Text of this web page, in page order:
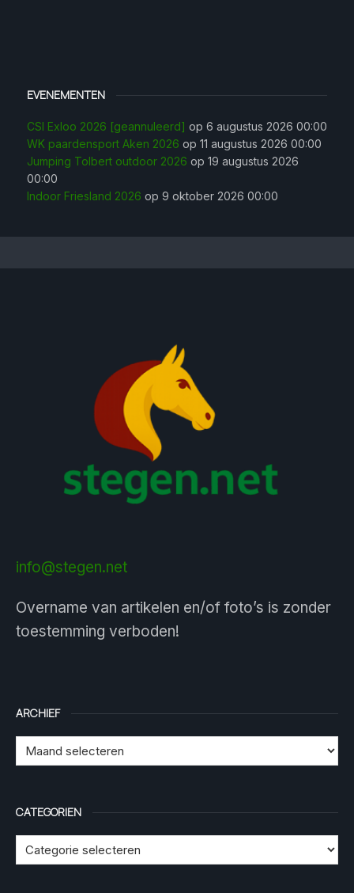
EVENEMENTEN
CSI Exloo 2026 [geannuleerd] op 6 augustus 2026 00:00
WK paardensport Aken 2026 op 11 augustus 2026 00:00
Jumping Tolbert outdoor 2026 op 19 augustus 2026
00:00
Indoor Friesland 2026 op 9 oktober 2026 00:00
info@stegen.net
Overname van artikelen en/of foto’s is zonder
toestemming verboden!
ARCHIEF
CATEGORIEN